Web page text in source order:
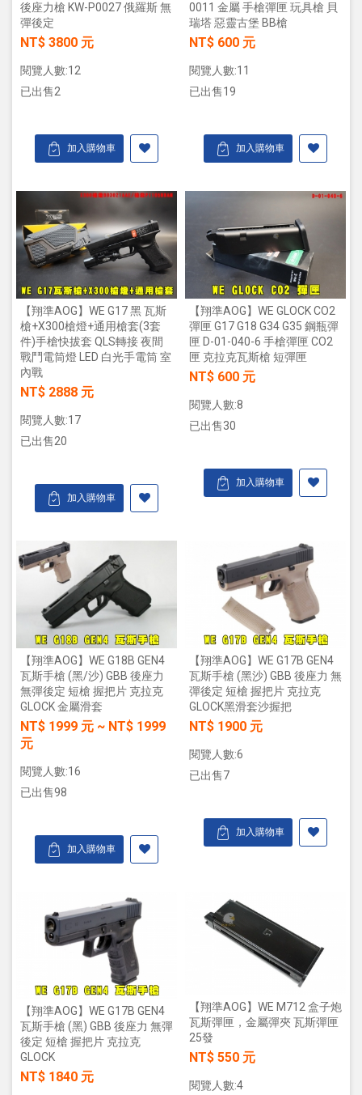
後座力槍 KW-P0027 俄羅斯 無
彈後定
NT$ 3800 元
閱覽人數:12
已出售2
加入購物車
0011 金屬 手槍彈匣 玩具槍 貝
瑞塔 惡靈古堡 BB槍
NT$ 600 元
閱覽人數:11
已出售19
加入購物車
【翔準AOG】WE G17 黑 瓦斯
槍+X300槍燈+通用槍套(3套
件)手槍快拔套 QLS轉接 夜間
戰鬥電筒燈 LED 白光手電筒 室
內戰
NT$ 2888 元
閱覽人數:17
已出售20
加入購物車
【翔準AOG】WE GLOCK CO2
彈匣 G17 G18 G34 G35 鋼瓶彈
匣 D-01-040-6 手槍彈匣 CO2
匣 克拉克瓦斯槍 短彈匣
NT$ 600 元
閱覽人數:8
已出售30
加入購物車
【翔準AOG】WE G18B GEN4
瓦斯手槍 (黑/沙) GBB 後座力
無彈後定 短槍 握把片 克拉克
GLOCK 金屬滑套
NT$ 1999 元 ~ NT$ 1999
元
閱覽人數:16
已出售98
加入購物車
【翔準AOG】WE G17B GEN4
瓦斯手槍 (黑沙) GBB 後座力 無
彈後定 短槍 握把片 克拉克
GLOCK黑滑套沙握把
NT$ 1900 元
閱覽人數:6
已出售7
加入購物車
【翔準AOG】WE G17B GEN4
瓦斯手槍 (黑) GBB 後座力 無彈
後定 短槍 握把片 克拉克
GLOCK
NT$ 1840 元
【翔準AOG】WE M712 盒子炮
瓦斯彈匣，金屬彈夾 瓦斯彈匣
25發
NT$ 550 元
閱覽人數:4